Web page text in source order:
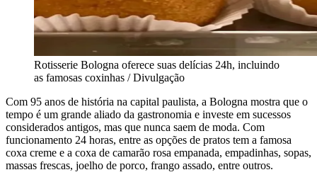
Rotisserie Bologna oferece suas delícias 24h, incluindo
as famosas coxinhas / Divulgação
Com 95 anos de história na capital paulista, a Bologna mostra que o
tempo é um grande aliado da gastronomia e investe em sucessos
considerados antigos, mas que nunca saem de moda. Com
funcionamento 24 horas, entre as opções de pratos tem a famosa
coxa creme e a coxa de camarão rosa empanada, empadinhas, sopas,
massas frescas, joelho de porco, frango assado, entre outros.